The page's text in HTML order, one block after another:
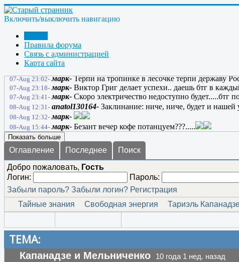
Включить/выключить навигацию
Правила форума
Связь с администрацией
Карта сайта
07-Aug 12:47- sgur-Токмо, не у всех они работают. Отсюда - не все
07-Aug 13:23- марк-Знания дают выбор...и выбор этот личный...
марк-А вообще то свет днем на.....не нужен.........
07-Aug 21:41-
07-Aug 21:52- марк-ОХ как ты прав..но пока россия не видит
07-Aug 22:08- марк-Даже плохие дороги можно объехать по
07-Aug 22:10- марк-А кому не нравица терпи красавица!!!.... и
марк-
07-Aug 23:02- марк-Терпи на тропинке в лесочке терпи державу
07-Aug 23:18- марк- Виктор Григ делает успехи.. даешь бтг в
07-Aug 23:41- марк- Скоро электричество недоступно будет.....бтг
08-Aug 12:31- anatol130164- Заклинание: ниче, ниче, будет и
08-Aug 12:32- марк-
08-Aug 15:44- марк- Безант вечер кофе потанцуем???.....
Показать больше
Оглавление Последнее
Поиск
Добро пожаловать, Гость
Логин:
Пароль:
Забыли пароль? Забыли логин? Регистрация
Тайные знания
Свободная энергия Тариэль
ТЕМА:
Капанадзе и Мельниченко 10 года 1 нед. назад